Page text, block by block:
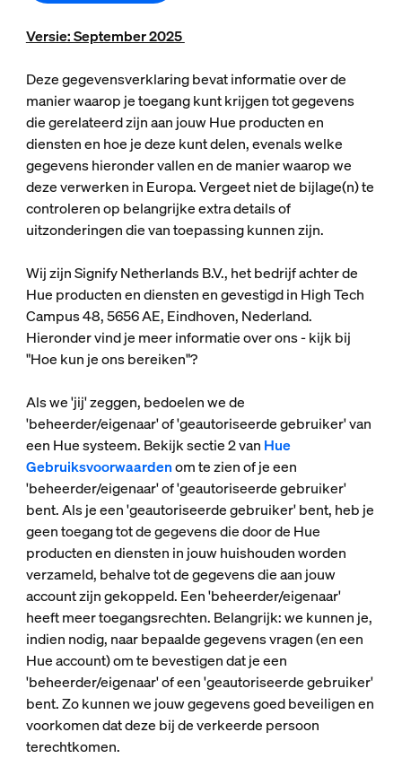
Versie: September 2025
Deze gegevensverklaring bevat informatie over de
manier waarop je toegang kunt krijgen tot gegevens
die gerelateerd zijn aan jouw Hue producten en
diensten en hoe je deze kunt delen, evenals welke
gegevens hieronder vallen en de manier waarop we
deze verwerken in Europa. Vergeet niet de bijlage(n) te
controleren op belangrijke extra details of
uitzonderingen die van toepassing kunnen zijn.
Wij zijn Signify Netherlands B.V., het bedrijf achter de
Hue producten en diensten en gevestigd in High Tech
Campus 48, 5656 AE, Eindhoven, Nederland.
Hieronder vind je meer informatie over ons - kijk bij
"Hoe kun je ons bereiken"?
Als we 'jij' zeggen, bedoelen we de
'beheerder/eigenaar' of 'geautoriseerde gebruiker' van
een Hue systeem. Bekijk sectie 2 van Hue
Gebruiksvoorwaardenom te zien of je een
'beheerder/eigenaar' of 'geautoriseerde gebruiker'
bent. Als je een 'geautoriseerde gebruiker' bent, heb je
geen toegang tot de gegevens die door de Hue
producten en diensten in jouw huishouden worden
verzameld, behalve tot de gegevens die aan jouw
account zijn gekoppeld. Een 'beheerder/eigenaar'
heeft meer toegangsrechten. Belangrijk: we kunnen je,
indien nodig, naar bepaalde gegevens vragen (en een
Hue account) om te bevestigen dat je een
'beheerder/eigenaar' of een 'geautoriseerde gebruiker'
bent. Zo kunnen we jouw gegevens goed beveiligen en
voorkomen dat deze bij de verkeerde persoon
terechtkomen.